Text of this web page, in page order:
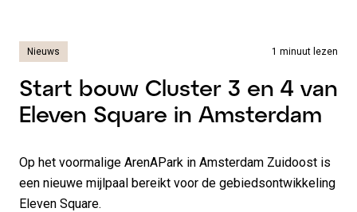
Nieuws 1 minuut lezen
Start bouw Cluster 3 en 4 van
Eleven Square in Amsterdam
Op het voormalige ArenAPark in Amsterdam Zuidoost is
een nieuwe mijlpaal bereikt voor de gebiedsontwikkeling
Eleven Square.